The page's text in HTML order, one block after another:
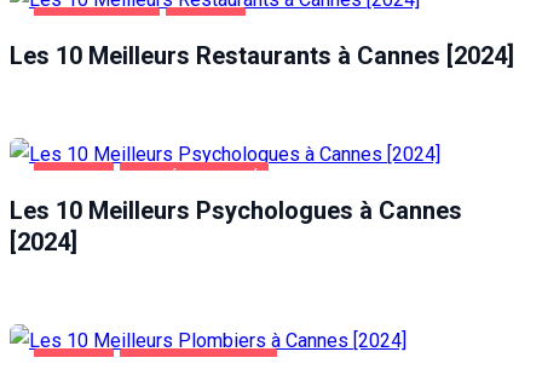
Les 10 Meilleurs Restaurants à Cannes [2024]
Les 10 Meilleurs Psychologues à Cannes
[2024]